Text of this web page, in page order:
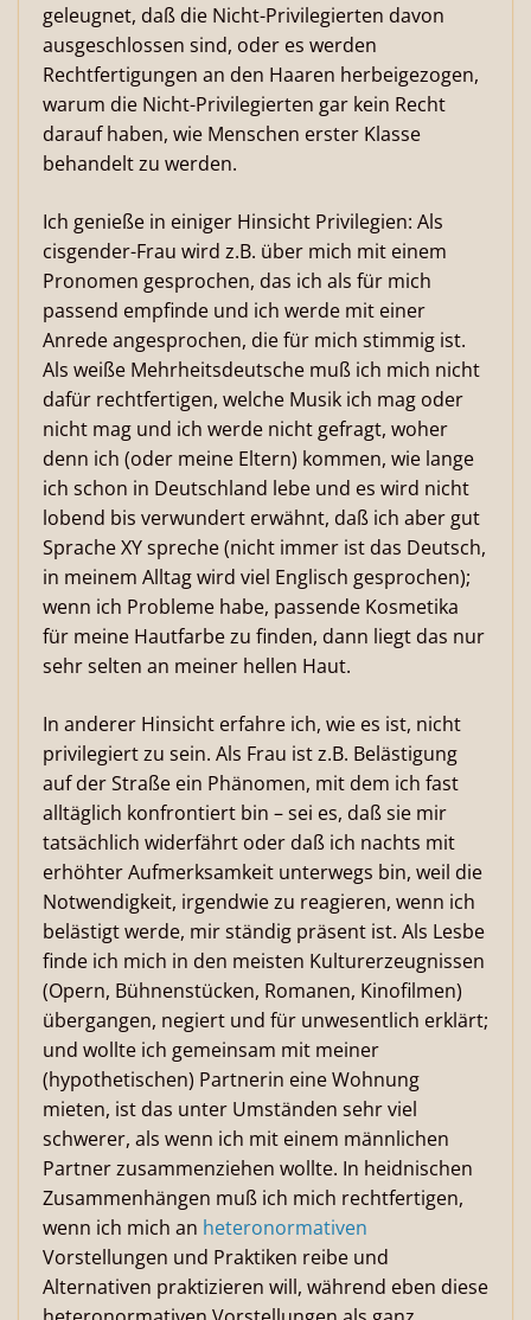
geleugnet, daß die Nicht-Privilegierten davon
ausgeschlossen sind, oder es werden
Rechtfertigungen an den Haaren herbeigezogen,
warum die Nicht-Privilegierten gar kein Recht
darauf haben, wie Menschen erster Klasse
behandelt zu werden.
Ich genieße in einiger Hinsicht Privilegien: Als
cisgender-Frau wird z.B. über mich mit einem
Pronomen gesprochen, das ich als für mich
passend empfinde und ich werde mit einer
Anrede angesprochen, die für mich stimmig ist.
Als weiße Mehrheitsdeutsche muß ich mich nicht
dafür rechtfertigen, welche Musik ich mag oder
nicht mag und ich werde nicht gefragt, woher
denn ich (oder meine Eltern) kommen, wie lange
ich schon in Deutschland lebe und es wird nicht
lobend bis verwundert erwähnt, daß ich aber gut
Sprache XY spreche (nicht immer ist das Deutsch,
in meinem Alltag wird viel Englisch gesprochen);
wenn ich Probleme habe, passende Kosmetika
für meine Hautfarbe zu finden, dann liegt das nur
sehr selten an meiner hellen Haut.
In anderer Hinsicht erfahre ich, wie es ist, nicht
privilegiert zu sein. Als Frau ist z.B. Belästigung
auf der Straße ein Phänomen, mit dem ich fast
alltäglich konfrontiert bin – sei es, daß sie mir
tatsächlich widerfährt oder daß ich nachts mit
erhöhter Aufmerksamkeit unterwegs bin, weil die
Notwendigkeit, irgendwie zu reagieren, wenn ich
belästigt werde, mir ständig präsent ist. Als Lesbe
finde ich mich in den meisten Kulturerzeugnissen
(Opern, Bühnenstücken, Romanen, Kinofilmen)
übergangen, negiert und für unwesentlich erklärt;
und wollte ich gemeinsam mit meiner
(hypothetischen) Partnerin eine Wohnung
mieten, ist das unter Umständen sehr viel
schwerer, als wenn ich mit einem männlichen
Partner zusammenziehen wollte. In heidnischen
Zusammenhängen muß ich mich rechtfertigen,
wenn ich mich an heteronormativen
Vorstellungen und Praktiken reibe und
Alternativen praktizieren will, während eben diese